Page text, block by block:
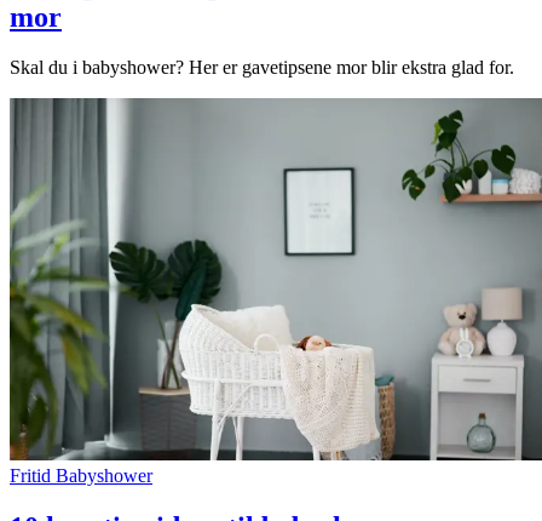
mor
Skal du i babyshower? Her er gavetipsene mor blir ekstra glad for.
Fritid Babyshower